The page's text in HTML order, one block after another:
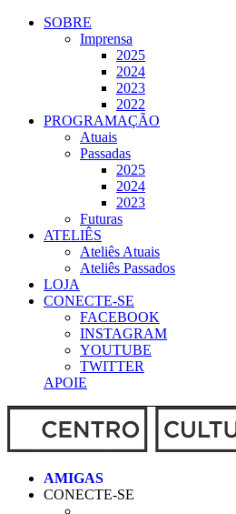
SOBRE
Imprensa
2025
2024
2023
2022
PROGRAMAÇÃO
Atuais
Passadas
2025
2024
2023
Futuras
ATELIÊS
Ateliês Atuais
Ateliês Passados
LOJA
CONECTE-SE
FACEBOOK
INSTAGRAM
YOUTUBE
TWITTER
APOIE
CONECTE-SE